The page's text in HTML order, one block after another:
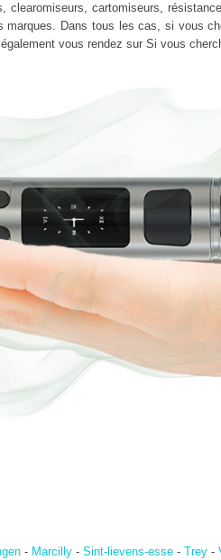
clearomiseurs, cartomiseurs,
marques. Dans tous les cas, si vous
vous rendez sur Si vous
- Marcilly - Sint-lievens-esse - Trey -